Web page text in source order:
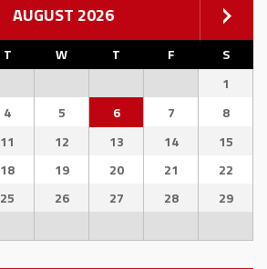
AUGUST 2026
T W T F
S
1
4 5 6 7
8
11 12 13 14
15
18 19 20 21
22
25 26 27 28
29